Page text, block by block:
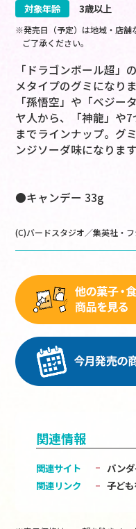
対象年齢
3歳以上
※発売日（予定）は地域・店舗
ご了承ください。
「ドラゴンボール超」
メタイプのグミになりま
「孫悟空」や「ベジー
ヤ人から、「神龍」や
までラインナップ。グ
ンジソーダ味になります
●キャンデー 33g
(C)バードスタジオ／集英社・
関連情報
関連サイト
バン
関連リンク
子ど